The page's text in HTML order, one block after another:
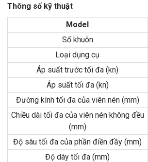
Thông số kỹ thuật
Model
Số khuôn
Loại dụng cụ
Áp suất trước tối đa (kn)
Áp suất tối đa (kn)
Đường kính tối đa của viên nén (mm)
Chiều dài tối đa của viên nén không đều
(mm)
Độ sâu tối đa của phần điền đầy (mm)
Độ dày tối đa (mm)